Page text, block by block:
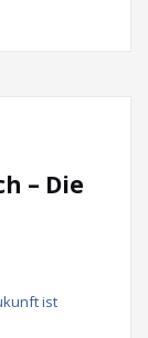
– Die